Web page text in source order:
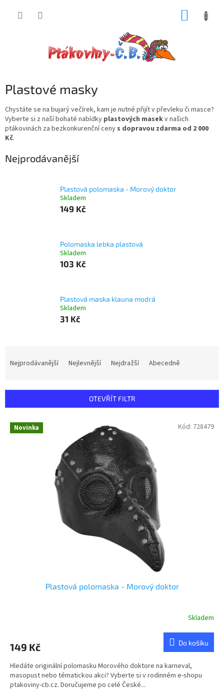
Plastové masky
Chystáte se na bujarý večírek, kam je nutné přijít v převleku či masce?
Vyberte si z naší bohaté nabídky plastových masekv našich
ptákovinách za bezkonkurenční ceny s dopravou zdarma od 2 000
Kč.
Nejprodávanější
Plastová polomaska - Morový doktor
Skladem
149 Kč
Polomaska lebka plastová
Skladem
103 Kč
Plastová maska klauna modrá
Skladem
31 Kč
í
Nejprodávanější Nejlevnější Nejdražší Abecedně
OTEVŘÍT FILTR
V Novinka
Plastová polomaska - Morový doktor
Skladem
149 Kč Do košíku
Hledáte originální polomasku Morového doktore na karneval,
masopust nebo tématickou akci? Vyberte si v rodinném e-shopu
ptakoviny-cb.cz. Doručujeme po celé České...
Kód: 728479